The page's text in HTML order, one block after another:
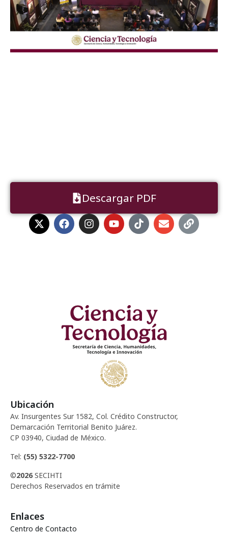
Descargar PDF
Ubicación
Av. Insurgentes Sur 1582, Col. Crédito Constructor,
Demarcación Territorial Benito Juárez.
CP 03940, Ciudad de México.
Tel: (55) 5322-7700
©2026 SECIHTI
Derechos Reservados en trámite
Enlaces
Centro de Contacto